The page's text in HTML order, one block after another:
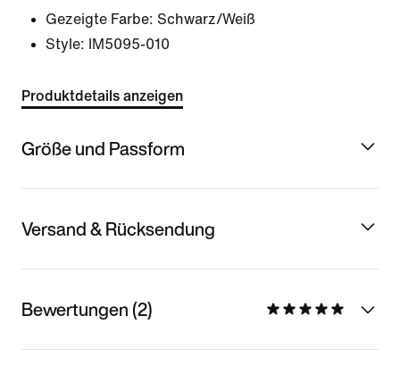
Gezeigte Farbe: Schwarz/Weiß
Style:
IM5095-010
Produktdetails anzeigen
Größe und Passform
Versand & Rücksendung
Bewertungen (2)